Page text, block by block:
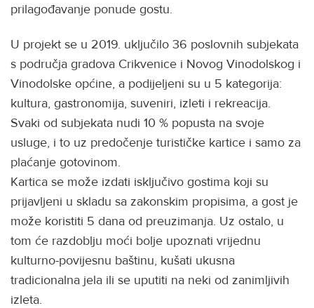
prilagođavanje ponude gostu.
U projekt se u 2019. uključilo 36 poslovnih subjekata
s područja gradova Crikvenice i Novog Vinodolskog i
Vinodolske općine, a podijeljeni su u 5 kategorija:
kultura, gastronomija, suveniri, izleti i rekreacija.
Svaki od subjekata nudi 10 % popusta na svoje
usluge, i to uz predočenje turističke kartice i samo za
plaćanje gotovinom.
Kartica se može izdati isključivo gostima koji su
prijavljeni u skladu sa zakonskim propisima, a gost je
može koristiti 5 dana od preuzimanja. Uz ostalo, u
tom će razdoblju moći bolje upoznati vrijednu
kulturno-povijesnu baštinu, kušati ukusna
tradicionalna jela ili se uputiti na neki od zanimljivih
izleta.